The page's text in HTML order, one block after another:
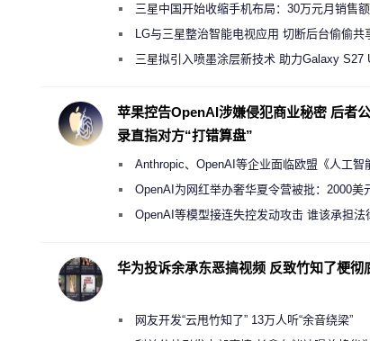
三星中国开始收缩手机布局：30万元月销售
店 将被逐步清退
LG与三星整治智能电视应用 切断后台偷偷共
规行为三星拟引入喷墨涂层新技术 助力Galaxy S27
苹果控告OpenAI涉嫌侵犯商业秘密 后者
录直指对方“打错算盘”
Anthropic、OpenAI等企业面临欧盟《人工智
新执法权限审查
OpenAI为网红举办奢华夏令营被批：2000美
“反乌托邦”
OpenAI等模型接连失控发动攻击 谁该承担法
华为投诉余承东恶搞视频 反致竹知了梗彻
网友开发“云甩竹知了” 13万人听“余音绕梁”